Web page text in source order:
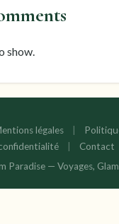
show.
légales
Contact
Paradise — Voyages,